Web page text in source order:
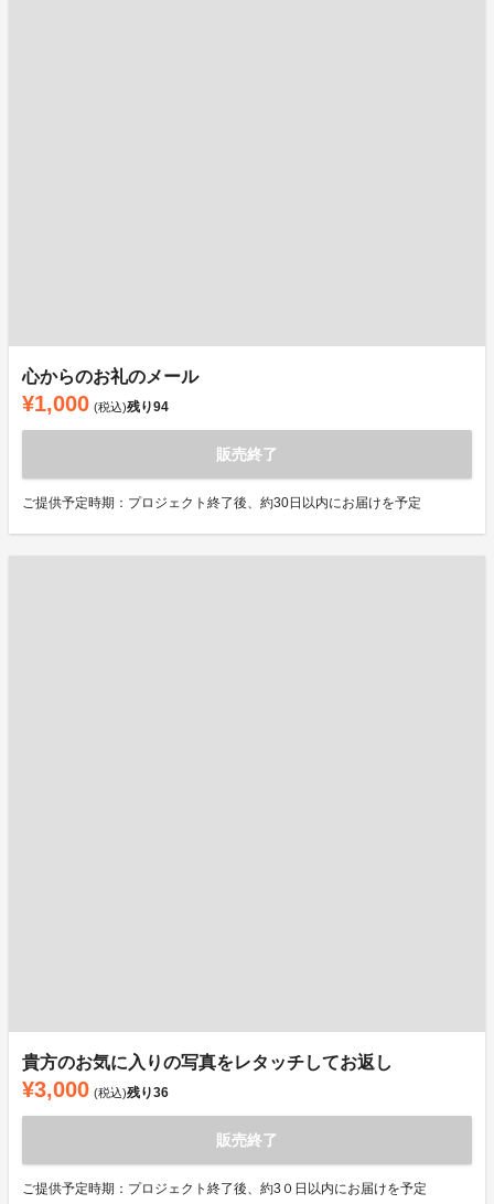
心からのお礼のメール
¥1,000 (税込)残り94
販売終了
ご提供予定時期：プロジェクト終了後、約30日以内にお届けを予定
貴方のお気に入りの写真をレタッチしてお返し
¥3,000 (税込)残り36
販売終了
ご提供予定時期：プロジェクト終了後、約3０日以内にお届けを予定